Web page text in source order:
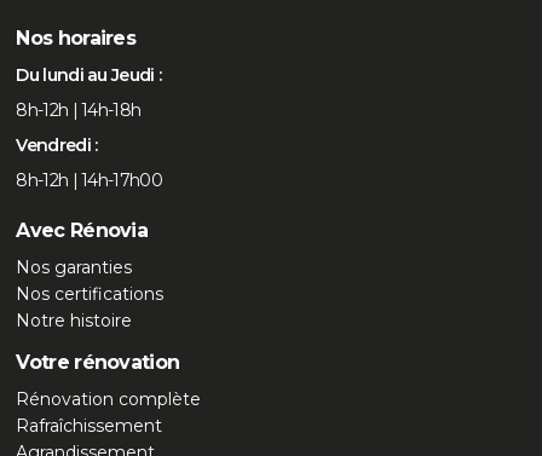
Nos horaires
Du lundi au Jeudi :
8h-12h | 14h-18h
Vendredi :
8h-12h | 14h-17h00
Avec Rénovia
Nos garanties
Nos certifications
Notre histoire
Votre rénovation
Rénovation complète
Rafraîchissement